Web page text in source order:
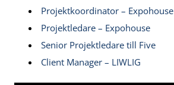
Projektkoordinator – Expohouse
Projektledare – Expohouse
Senior Projektledare till Five
Client Manager – LIWLIG